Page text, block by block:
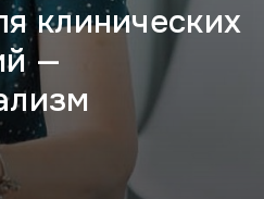
клинических
—